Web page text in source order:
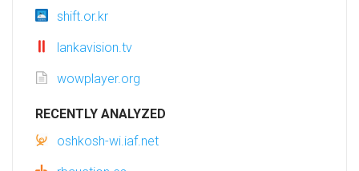
shift.or.kr
lankavision.tv
wowplayer.org
RECENTLY ANALYZED
oshkosh-wi.iaf.net